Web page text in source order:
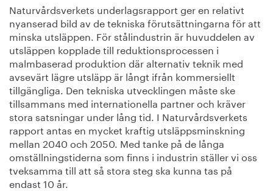
Naturvårdsverkets underlagsrapport ger en relativt
nyanserad bild av de tekniska förutsättningarna för att
minska utsläppen. För stålindustrin är huvuddelen av
utsläppen kopplade till reduktionsprocessen i
malmbaserad produktion där alternativ teknik med
avsevärt lägre utsläpp är långt ifrån kommersiellt
tillgängliga. Den tekniska utvecklingen måste ske
tillsammans med internationella partner och kräver
stora satsningar under lång tid. I Naturvårdsverkets
rapport antas en mycket kraftig utsläppsminskning
mellan 2040 och 2050. Med tanke på de långa
omställningstiderna som finns i industrin ställer vi oss
tveksamma till att så stora steg ska kunna tas på
endast 10 år.